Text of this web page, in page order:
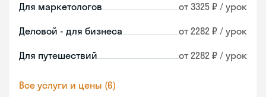
Для маркетологов от 3325 ₽ / урок
Деловой - для бизнеса от 2282 ₽ / урок
Для путешествий от 2282 ₽ / урок
Все услуги и цены (6)